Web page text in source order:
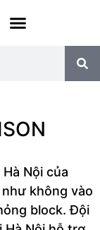
Nội của
không vào
block. Đội